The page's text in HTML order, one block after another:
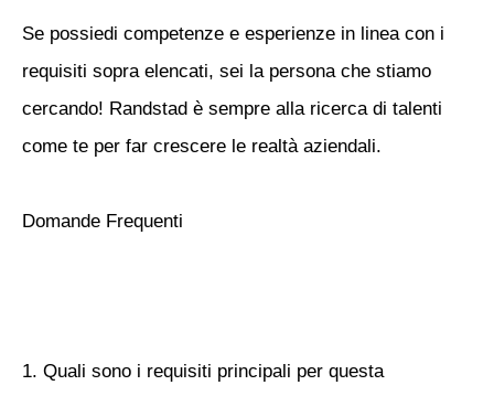
Se possiedi competenze e esperienze in linea con i
requisiti sopra elencati, sei la persona che stiamo
cercando! Randstad è sempre alla ricerca di talenti
come te per far crescere le realtà aziendali.
Domande Frequenti
1. Quali sono i requisiti principali per questa